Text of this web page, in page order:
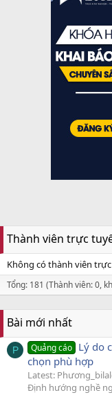
Thành viên trực
Không có thành viên
Tổng: 181 (Thành viên: 0,
Bài mới nhất
P Quảng cáo Lý do
chọn phù hợp
Latest:
Định hướng nghề